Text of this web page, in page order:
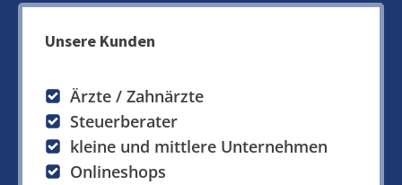
Unsere Kunden
Ärzte / Zahnärzte
Steuerberater
kleine und mittlere Unternehmen
Onlineshops